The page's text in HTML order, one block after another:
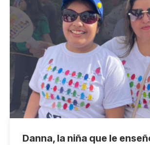
Danna, la niña que le